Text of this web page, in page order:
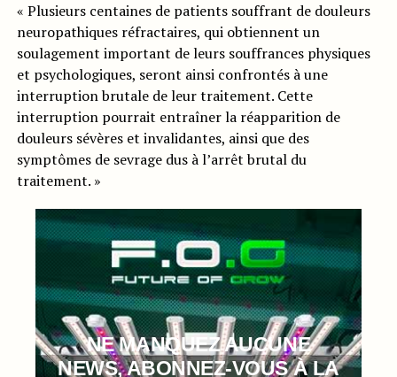
« Plusieurs centaines de patients souffrant de douleurs
neuropathiques réfractaires, qui obtiennent un
soulagement important de leurs souffrances physiques
et psychologiques, seront ainsi confrontés à une
interruption brutale de leur traitement. Cette
interruption pourrait entraîner la réapparition de
douleurs sévères et invalidantes, ainsi que des
symptômes de sevrage dus à l’arrêt brutal du
traitement. »
NE MANQUEZ AUCUNE
NEWS, ABONNEZ-VOUS À LA